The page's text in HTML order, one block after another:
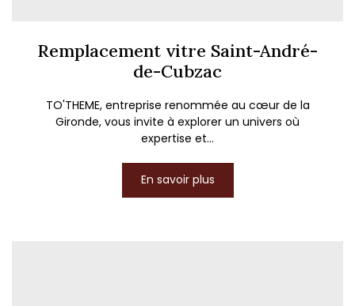
Remplacement vitre Saint-André-
de-Cubzac
TO'THEME, entreprise renommée au cœur de la
Gironde, vous invite à explorer un univers où
expertise et...
En savoir plus